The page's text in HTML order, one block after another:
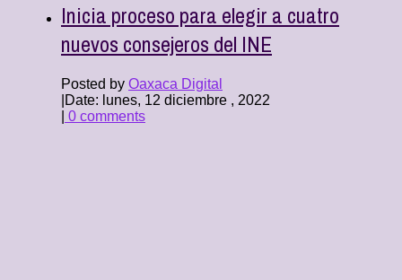
Inicia proceso para elegir a cuatro
nuevos consejeros del INE
Posted by Oaxaca Digital
Date: lunes, 12 diciembre , 2022
0 comments